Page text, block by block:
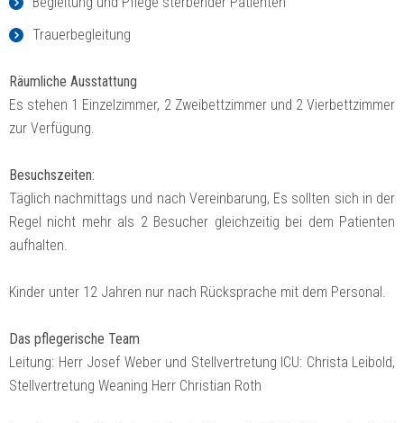
Trauerbegleitung
Räumliche Ausstattung
Es stehen 1 Einzelzimmer, 2 Zweibettzimmer und 2 Vierbettzimmer
zur Verfügung.
Besuchszeiten:
Täglich nachmittags und nach Vereinbarung, Es sollten sich in der
Regel nicht mehr als 2 Besucher gleichzeitig bei dem Patienten
aufhalten.
Kinder unter 12 Jahren nur nach Rücksprache mit dem Personal.
Das pflegerische Team
Leitung: Herr Josef Weber und Stellvertretung ICU: Christa Leibold,
Stellvertretung Weaning Herr Christian Roth